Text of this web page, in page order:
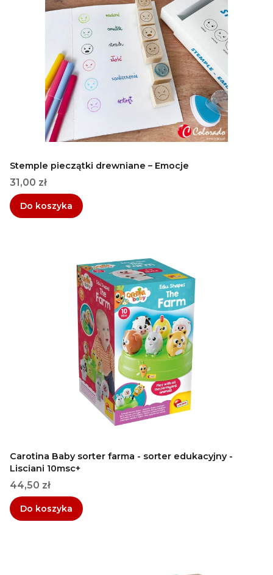
Stemple pieczątki drewniane – Emocje
Cena
31,00 zł
Do koszyka
Carotina Baby sorter farma - sorter edukacyjny -
Lisciani 10msc+
Cena
44,50 zł
Do koszyka